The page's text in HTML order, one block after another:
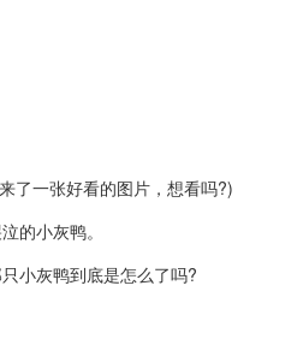
一张好看的图片，想看吗?)
小灰鸭。
小灰鸭到底是怎么了吗?